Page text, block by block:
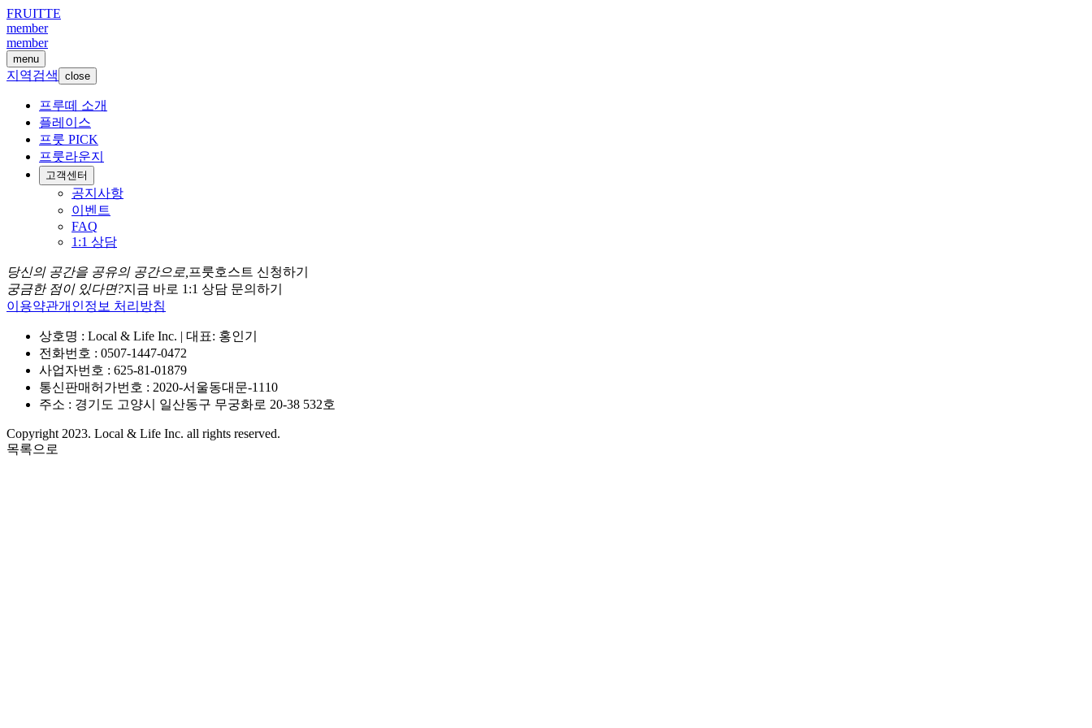
FRUITTE
member
member
menu
지역검색 close
프루떼 소개
플레이스
프룻 PICK
프룻라운지
고객센터
공지사항
이벤트
FAQ
1:1 상담
당신의 공간을 공유의 공간으로, 프룻호스트 신청하기
궁금한 점이 있다면?지금 바로 1:1 상담 문의하기
이용약관개인정보 처리방침
상호명 : Local & Life Inc. | 대표: 홍인기
전화번호 : 0507-1447-0472
사업자번호 : 625-81-01879
통신판매허가번호 : 2020-서울동대문-1110
주소 : 경기도 고양시 일산동구 무궁화로 20-38 532호
Copyright 2023. Local & Life Inc. all rights reserved.
목록으로